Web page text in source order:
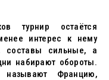
турнир остаётся
интерес к нему
составы сильные, а
набирают обороты.
называют Францию,